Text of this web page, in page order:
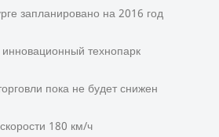
запланировано на 2016 год
технопарк
пока не будет снижен
180 км/ч